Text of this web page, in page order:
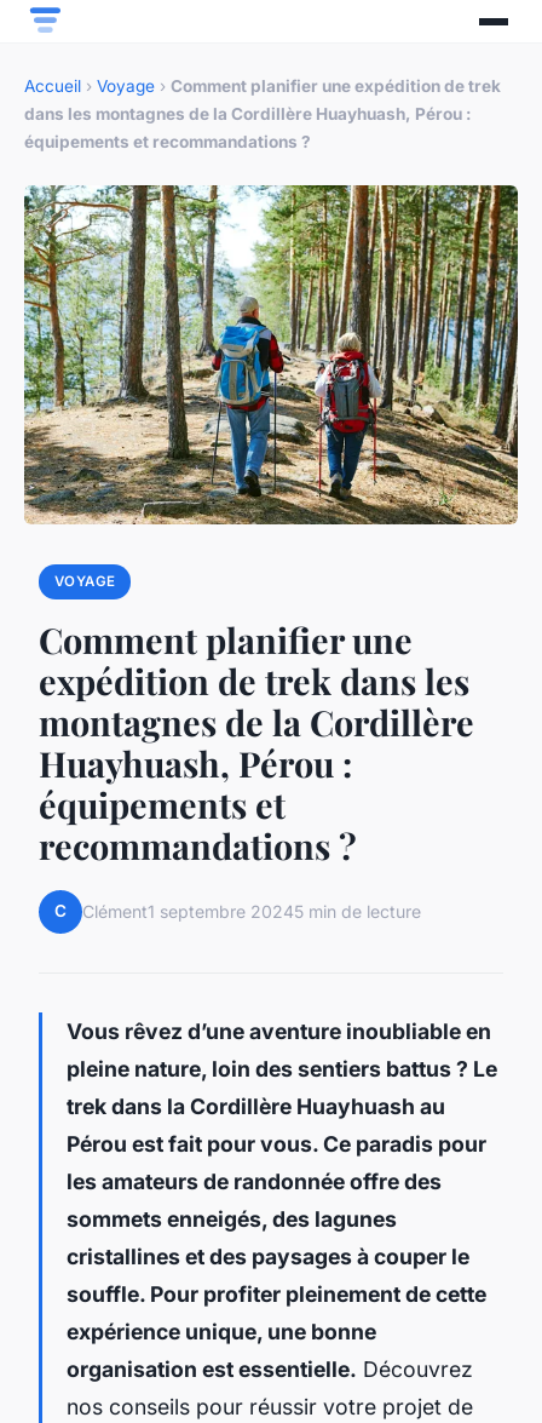
Accueil › Voyage › Comment planifier une expédition de trek
dans les montagnes de la Cordillère Huayhuash, Pérou :
équipements et recommandations ?
VOYAGE
Comment planifier une
expédition de trek dans les
montagnes de la Cordillère
Huayhuash, Pérou :
équipements et
recommandations ?
C Clément1 septembre 20245 min de lecture
Vous rêvez d’une aventure inoubliable en
pleine nature, loin des sentiers battus ? Le
trekdans laCordillère Huayhuash au
Pérou est fait pour vous. Ce paradis pour
les amateurs de randonnéeoffre des
sommets enneigés, des lagunes
cristallineset des paysages à couper le
souffle. Pour profiter pleinement de cette
expérience unique, une bonne
organisation est essentielle. Découvrez
nos conseils pour réussir votre projet de